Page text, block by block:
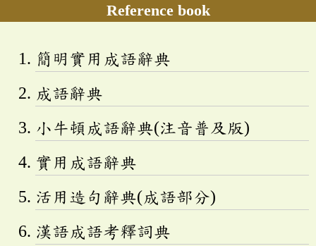
Reference book
簡明實用成語辭典
成語辭典
小牛頓成語辭典(注音普及版)
實用成語辭典
活用造句辭典(成語部分)
漢語成語考釋詞典